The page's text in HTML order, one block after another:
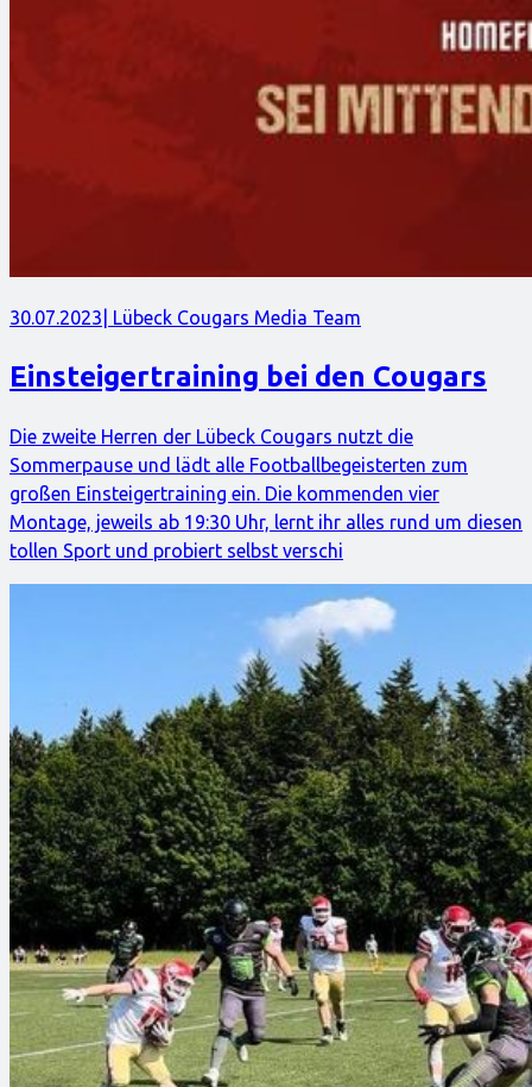
30.07.2023 | Lübeck Cougars Media Team
Einsteigertraining bei den Cougars
Die zweite Herren der Lübeck Cougars nutzt die
Sommerpause und lädt alle Footballbegeisterten zum
großen Einsteigertraining ein. Die kommenden vier
Montage, jeweils ab 19:30 Uhr, lernt ihr alles rund um diesen
tollen Sport und probiert selbst verschi